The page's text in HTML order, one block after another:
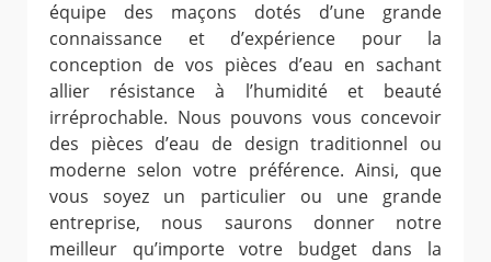
équipe des maçons dotés d’une grande
connaissance et d’expérience pour la
conception de vos pièces d’eau en sachant
allier résistance à l’humidité et beauté
irréprochable. Nous pouvons vous concevoir
des pièces d’eau de design traditionnel ou
moderne selon votre préférence. Ainsi, que
vous soyez un particulier ou une grande
entreprise, nous saurons donner notre
meilleur qu’importe votre budget dans la